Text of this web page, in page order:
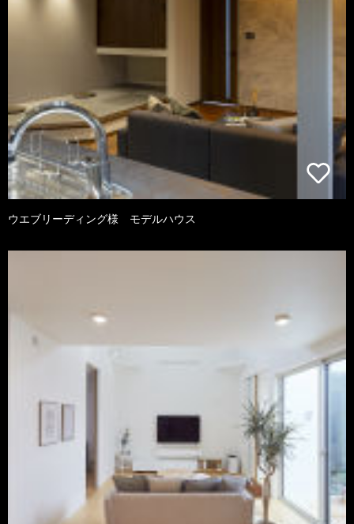
ウエブリーディング様 モデルハウス